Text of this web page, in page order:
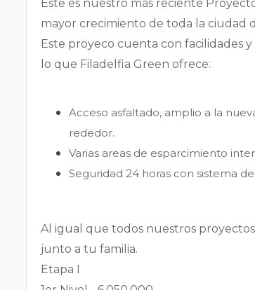
Este es nuestro más reciente
mayor crecimiento de toda la ciudad
Este proyeco cuenta con facilidades
lo que Filadelfia Green ofrece:
Acceso asfaltado, amplio a la
rededor.
Varias areas de esparcimiento
Seguridad 24 horas con sistema
Al igual que todos nuestros
junto a tu familia.
Etapa I